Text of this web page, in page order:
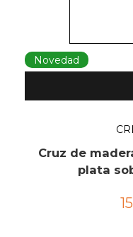
Novedad
Cruz de
plata